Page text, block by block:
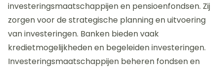
investeringsmaatschappijen en pensioenfondsen. Zij
zorgen voor de strategische planning en uitvoering
van investeringen. Banken bieden vaak
kredietmogelijkheden en begeleiden investeringen.
Investeringsmaatschappijen beheren fondsen en